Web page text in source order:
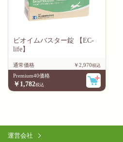
ビオイムバスター錠 【EC-
life】
通常価格
￥2,970
Premium40価格
￥1,782
運営会社